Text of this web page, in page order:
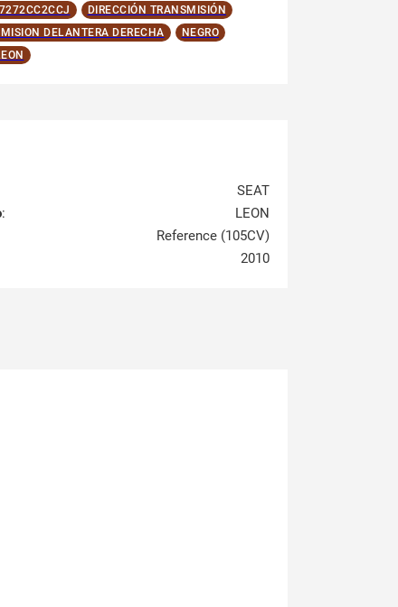
DIRECCIÓN TRANSMISIÓN
DELANTERA DERECHA
NEGRO
SEAT
:
LEON
Reference (105CV)
2010